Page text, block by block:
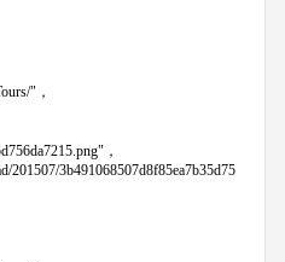
"，
，
201507/3b491068507d8f85ea7b35d75